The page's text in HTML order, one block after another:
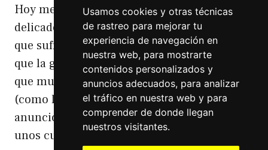
Usamos cookies y otras técnicas
de rastreo para mejorar tu
experiencia de navegación en
nuestra web, para mostrarte
contenidos personalizados y
anuncios adecuados, para analizar
el tráfico en nuestra web y para
comprender de donde llegan
nuestros visitantes.
Hoy me apetece hablar de un temita
delicado. Hoy hablo de gordofobia. Una cosa
que sufro día si día también. Gordofobia Y es
que la gordofobia es algo que existe. Algo
que muchas personas sufrimos en silencio
(como las hemorroides, al igual que en el
anuncio). Nos están vendiendo siempre
unos cuerpos normativos y en…